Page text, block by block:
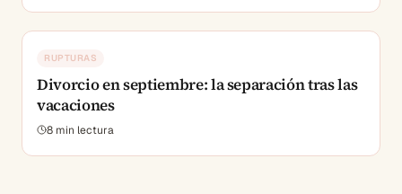
RUPTURAS
Divorcio en septiembre: la separación tras las
vacaciones
8 min lectura